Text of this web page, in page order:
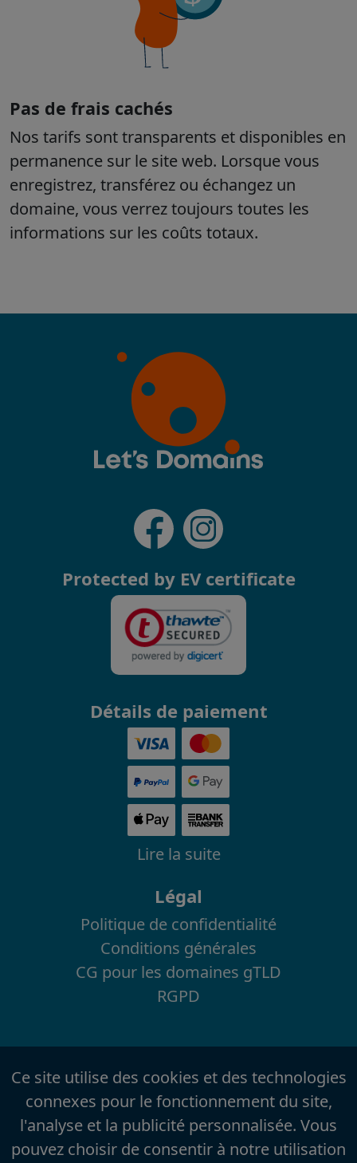
Protected by EV certificate
Détails de paiement
Lire la suite
Légal
Politique de confidentialité
Conditions générales
CG pour les domaines gTLD
RGPD
Ce site utilise des cookies et des technologies
connexes pour le fonctionnement du site,
l'analyse et la publicité personnalisée. Vous
pouvez choisir de consentir à notre utilisation